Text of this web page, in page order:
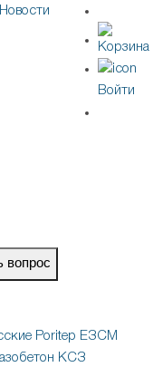
Новости
Войти
вопрос
Poritep ЕЗСМ
КСЗ